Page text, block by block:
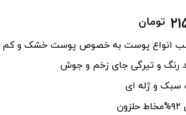
تومان
انواع پوست به خصوص پوست خشک و
رنگ و تیرگی جای زخم و جوش
سبک و ژله ای